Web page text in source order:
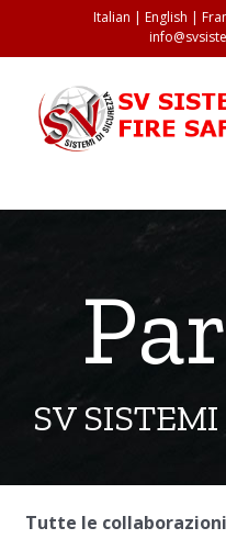
Italian | English |
SV
Tutte le